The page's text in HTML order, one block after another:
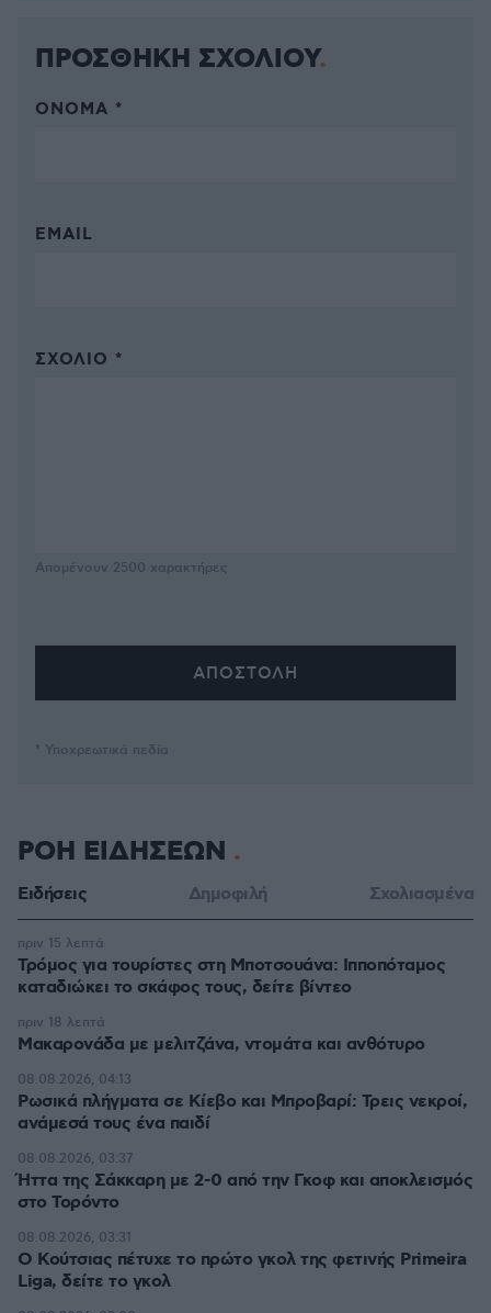
ΠΡΟΣΘΗΚΗ ΣΧΟΛΙΟΥ
ΌΝΟΜΑ *
EMAIL
ΣΧΌΛΙΟ *
Απομένουν 2500 χαρακτήρες
* Υποχρεωτικά πεδία
ΡΟΗ ΕΙΔΗΣΕΩΝ
Ειδήσεις Δημοφιλή Σχολιασμένα
Τρόμος για τουρίστες στη Μποτσουάνα: Ιπποπόταμος
καταδιώκει το σκάφος τους, δείτε βίντεο
πριν 15 λεπτά
Μακαρονάδα με μελιτζάνα, ντομάτα και ανθότυρο
πριν 18 λεπτά
Ρωσικά πλήγματα σε Κίεβο και Μπροβαρί: Τρεις νεκροί,
ανάμεσά τους ένα παιδί
08.08.2026, 04:13
Ήττα της Σάκκαρη με 2-0 από την Γκοφ και αποκλεισμός
στο Τορόντο
08.08.2026, 03:37
Ο Κούτσιας πέτυχε το πρώτο γκολ της φετινής Primeira
Liga, δείτε το γκολ
08.08.2026, 03:31